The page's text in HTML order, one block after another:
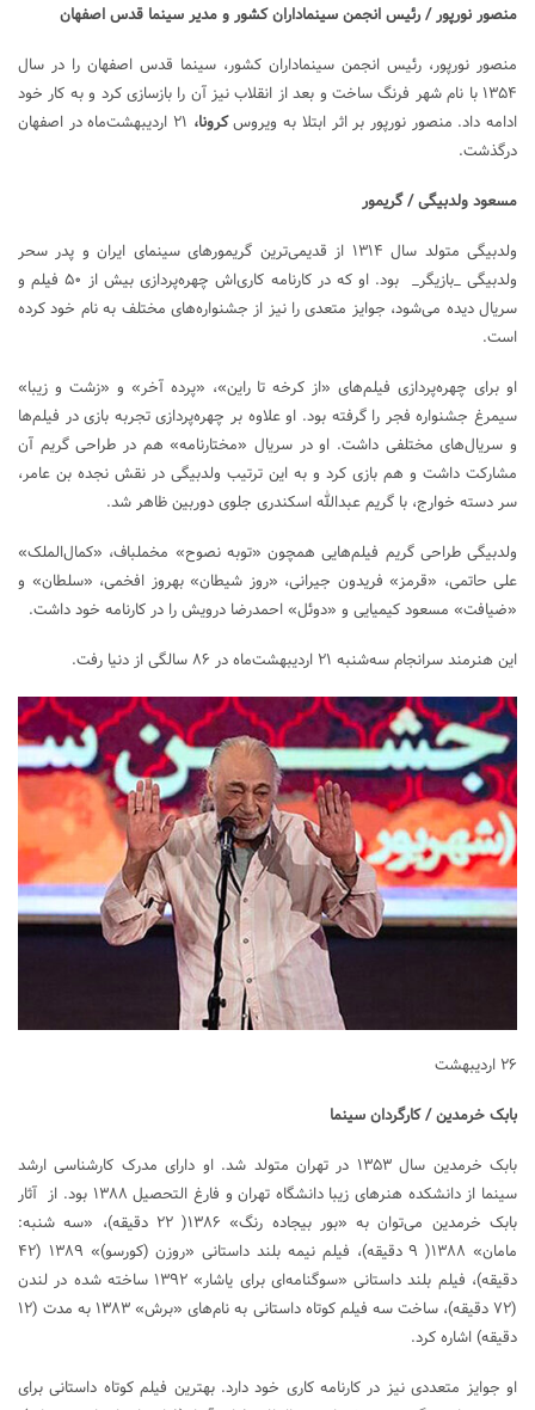
منصور نورپور / رئیس انجمن سینماداران کشور و مدیر سینما قدس اصفهان
منصور نورپور، رئیس انجمن سینماداران کشور، سینما قدس اصفهان را در سال
۱۳۵۴ با نام شهر فرنگ ساخت و بعد از انقلاب نیز آن را بازسازی کرد و به کار خود
ادامه داد. منصور نورپور بر اثر ابتلا به ویروسکرونا،
۲۱ اردیبهشت‌ماه در اصفهان
درگذشت.
مسعود ولدبیگی / گریمور
ولدبیگی متولد سال ۱۳۱۴ از قدیمی‌ترین گریمورهای سینمای ایران و پدر سحر
ولدبیگی _بازیگر_ بود. او که در کارنامه کاری‌اش چهره‌پردازی بیش از ۵۰ فیلم و
سریال دیده‌ می‌شود، جوایز متعدی را نیز از جشنواره‌های مختلف به نام خود کرده
است.
او برای چهره‌پردازی فیلم‌های «از کرخه تا راین»، «پرده آخر» و «زشت و زیبا»
سیمرغ جشنواره فجر را گرفته بود. او علاوه بر چهره‌پردازی تجربه بازی در فیلم‌ها
و سریال‌های مختلفی داشت. او در سریال «مختارنامه» هم در طراحی گریم آن
مشارکت داشت و هم بازی کرد و به این ترتیب ولدبیگی در نقش نجده بن عامر،
سر دسته خوارج، با گریم عبدالله اسکندری جلوی دوربین ظاهر شد.
ولدبیگی طراحی گریم فیلم‌هایی همچون «توبه نصوح» مخملباف، «کمال‌الملک»
علی حاتمی، «قرمز» فریدون جیرانی، «روز شیطان» بهروز افخمی، «سلطان» و
«ضیافت» مسعود کیمیایی و «دوئل» احمدرضا درویش را در کارنامه خود داشت.
این هنرمند سرانجام سه‌شنبه ۲۱ اردیبهشت‌ماه در ۸۶ سالگی از دنیا رفت.
۲۶ اردیبهشت
بابک خرمدین / کارگردان سینما
بابک خرمدین سال ۱۳۵۳ در تهران متولد شد. او دارای مدرک کارشناسی ارشد
سینما از دانشکده هنرهای زیبا دانشگاه تهران و فارغ التحصیل ۱۳۸۸ بود. از آثار
بابک خرمدین می‌توان به «بور بیجاده رنگ» ۱۳۸۶( ۲۲ دقیقه)، «سه شنبه:
مامان» ۱۳۸۸( ۹ دقیقه)، فیلم نیمه بلند داستانی «روزن (کورسو)» ۱۳۸۹ (۴۲
دقیقه)، فیلم بلند داستانی «سوگنامه‌ای برای یاشار» ۱۳۹۲ ساخته شده در لندن
(۷۲ دقیقه)، ساخت سه فیلم کوتاه داستانی به نام‌های «برش» ۱۳۸۳ به مدت (۱۲
دقیقه) اشاره کرد.
او جوایز متعددی نیز در کارنامه کاری خود دارد. بهترین فیلم کوتاه داستانی برای